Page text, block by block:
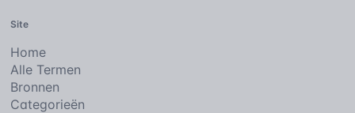
Site
Home
Alle Termen
Bronnen
Categorieën